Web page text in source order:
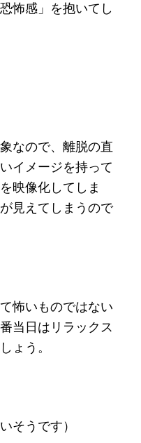
怖感」を抱いてし
なので、離脱の直
イメージを持って
映像化してしま
見えてしまうので
怖いものではない
当日はリラックス
ょう。
そうです）